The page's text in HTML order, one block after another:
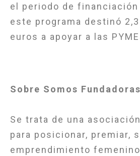
el periodo de financiación
este programa destinó
euros a apoyar a las
Sobre Somos Fundadoras
Se trata de una
para posicionar, premiar,
emprendimiento